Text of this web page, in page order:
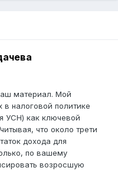
материал. Мой
налоговой политике
УСН) как ключевой
что около трети
дохода для
по вашему
возросшую